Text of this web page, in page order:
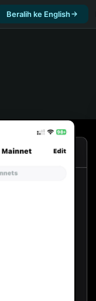
Beralih ke English